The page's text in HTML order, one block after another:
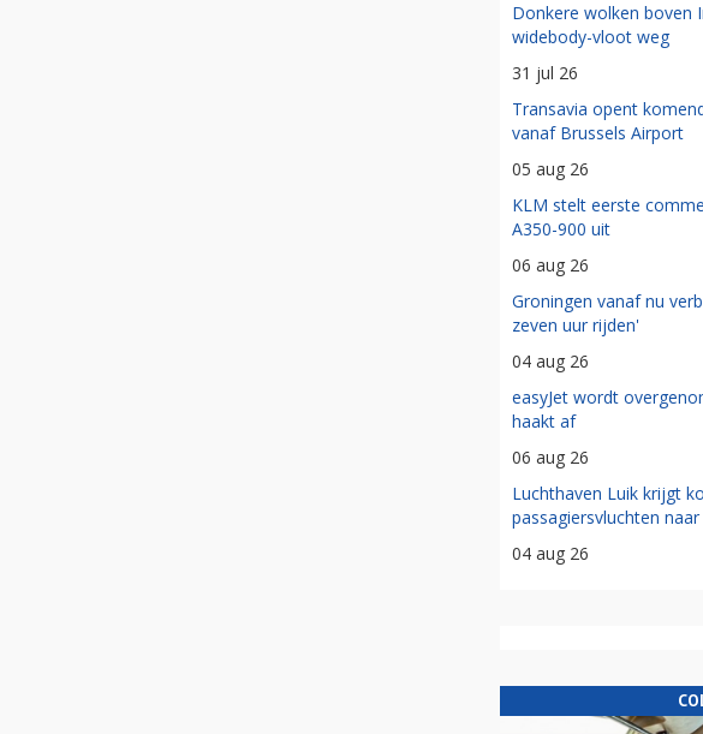
Donkere wolken boven
widebody-vloot weg
31 jul 26
Transavia opent
vanaf Brussels Airport
05 aug 26
KLM stelt eerste
A350-900 uit
06 aug 26
Groningen vanaf nu
zeven uur rijden'
04 aug 26
easyJet wordt
haakt af
06 aug 26
Luchthaven Luik krijgt
passagiersvluchten
04 aug 26